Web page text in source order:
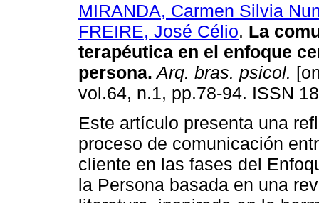
MIRANDA, Carmen Silvia
FREIRE, José Célio. La
terapéutica en el enfoque
persona. Arq. bras. psicol.
vol.64, n.1, pp.78-94. ISSN
Este artículo presenta una
proceso de comunicación
cliente en las fases del
la Persona basada en una